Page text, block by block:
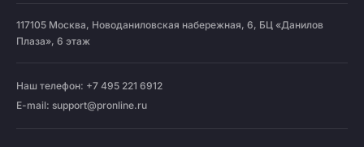
117105 Москва, Новоданиловская набережная, 6, БЦ «Данилов
Плаза», 6 этаж
Наш телефон: +7 495 221 6912
E-mail: support@pronline.ru